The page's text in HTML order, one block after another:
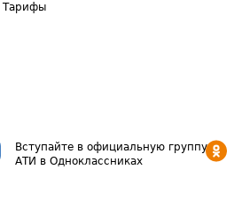
Тарифы
Вступайте в официальную группу
АТИ в Одноклассниках